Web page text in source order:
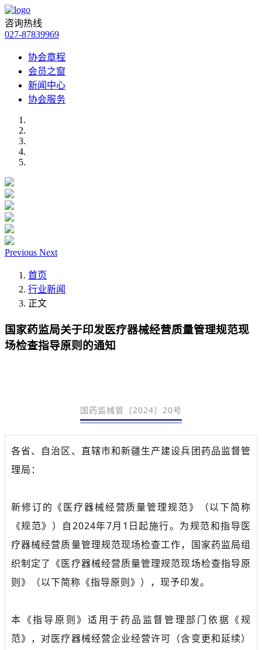
咨询热线
027-87839969
协会章程
会员之窗
新闻中心
协会服务
Previous Next
首页
行业新闻
正文
国家药监局关于印发医疗器械经营质量管理规范现
场检查指导原则的通知
国药监械管〔2024〕20号
各省、自治区、直辖市和新疆生产建设兵团药品监督管
理局：
新修订的《医疗器械经营质量管理规范》（以下简称
《规范》）自2024年7月1日起施行。为规范和指导医
疗器械经营质量管理规范现场检查工作，国家药监局组
织制定了《医疗器械经营质量管理规范现场检查指导原
则》（以下简称《指导原则》），现予印发。
本《指导原则》适用于药品监督管理部门依据《规
范》，对医疗器械经营企业经营许可（含变更和延续）